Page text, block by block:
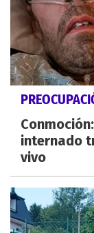
internado
vivo